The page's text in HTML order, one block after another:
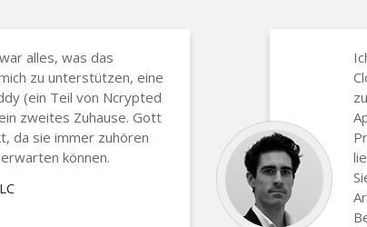
alles, was das
zu unterstützen, eine
(ein Teil von Ncrypted
zweites Zuhause. Gott
da sie immer zuhören
können.